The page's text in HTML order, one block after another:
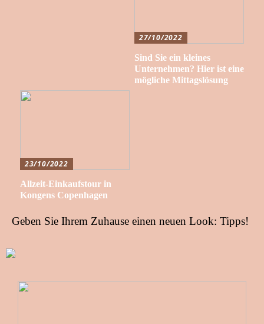
27/10/2022
Sind Sie ein kleines
Unternehmen? Hier ist eine
mögliche Mittagslösung
23/10/2022
Allzeit-Einkaufstour in
Kongens Copenhagen
Geben Sie Ihrem Zuhause einen neuen Look: Tipps!